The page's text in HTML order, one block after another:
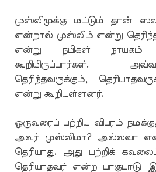
முஸ்லிமுக்கு மட்டும் தான்
என்றால் முஸ்லிம் என்று
என்று நபிகள்
கூறியிருப்பார்கள்.
தெரிந்தவருக்கும்,
என்று கூறியுள்ளனர்.
ஒருவரைப் பற்றிய விபரம்
அவர் முஸ்லிமா? அல்லவா
தெரியாது. அது பற்றிக்
தெரியாதவர் என்ற பாகுபாடு